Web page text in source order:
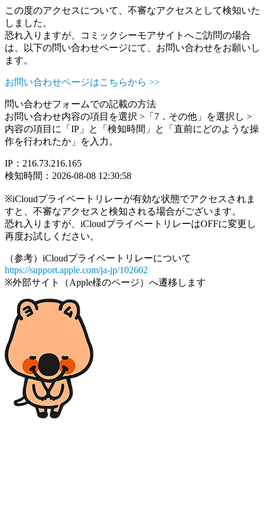
この度のアクセスについて、不審なアクセスとして検知いた
しました。
恐れ入りますが、コミックシーモアサイトへご訪問の場合
は、以下の問い合わせページにて、お問い合わせをお願いし
ます。
お問い合わせページはこちらから >>
問い合わせフォームでの記載の方法
お問い合わせ内容の項目を選択 >「7．その他」を選択し >
内容の項目に「IP」と「検知時間」と「直前にどのような操
作を行われたか」を入力。
IP：216.73.216.165
検知時間：2026-08-08 12:30:58
※iCloudプライベートリレーが有効な状態でアクセスされま
すと、不審なアクセスと検知される場合がございます。
恐れ入りますが、iCloudプライベートリレーはOFFに変更し
再度お試しください。
（参考）iCloudプライベートリレーについて
https://support.apple.com/ja-jp/102602
※外部サイト（Apple様のページ）へ遷移します